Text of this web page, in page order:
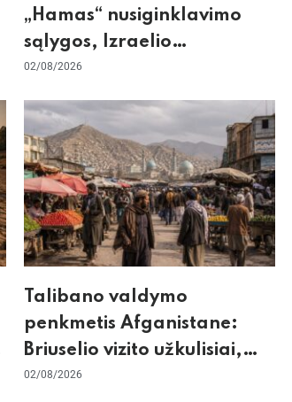
„Hamas“ nusiginklavimo
sąlygos, Izraelio
skepticizmas ir ES nerimas
dėl sienos
02/08/2026
Talibano valdymo
penkmetis Afganistane:
Briuselio vizito užkulisiai,
gilus skurdas ir karinis
02/08/2026